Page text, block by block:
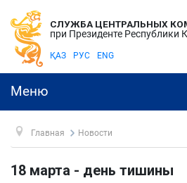
СЛУЖБА ЦЕНТРАЛЬНЫХ
при Президенте Республики
ҚАЗ РУС ENG
Меню
Главная Новости
18 марта - день тишины